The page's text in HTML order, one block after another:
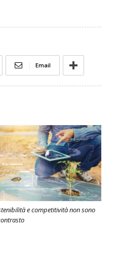
Email
e competitività non sono